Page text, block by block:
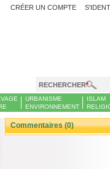
CRÉER UN COMPTE
RECHERCHER
URBANISME
ENVIRONNEMENT
ISLAM
Commentaires (0)